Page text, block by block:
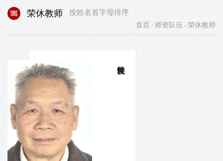
荣休教师
按姓名首字母排序
首页 - 师资队伍 - 荣休教师